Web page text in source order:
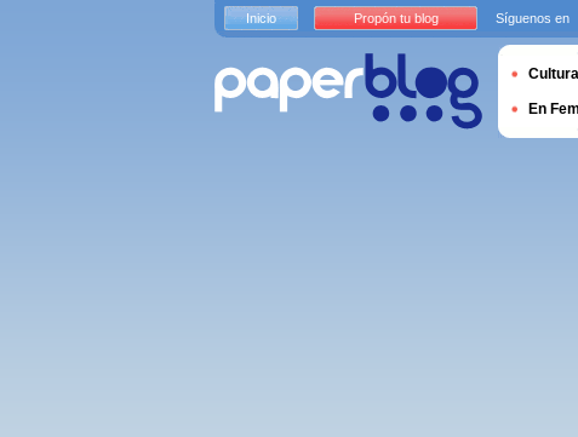
Inicio Propón tu blog Síguenos en
En